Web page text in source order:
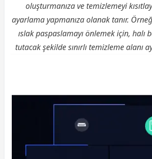
oluşturmanıza ve temizlemeyi
ayarlama yapmanıza olanak tanır.
ıslak paspaslamayı önlemek için, halı
tutacak şekilde sınırlı temizleme alanı